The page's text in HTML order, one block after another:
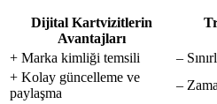
Dijital Kartvizitlerin
Avantajları
+ Marka kimliği temsili
–
+ Kolay güncelleme ve
paylaşma
–